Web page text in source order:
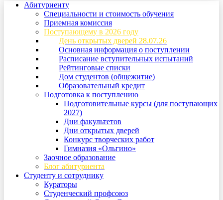
Абитуриенту
Специальности и стоимость обучения
Приемная комиссия
Поступающему в 2026 году
День открытых дверей 28.07.26
Основная информация о поступлении
Расписание вступительных испытаний
Рейтинговые списки
Дом студентов (общежитие)
Образовательный кредит
Подготовка к поступлению
Подготовительные курсы (для поступающих
2027)
Дни факультетов
Дни открытых дверей
Конкурс творческих работ
Гимназия «Ольгино»
Заочное образование
Блог абитуриента
Студенту и сотруднику
Кураторы
Студенческий профсоюз